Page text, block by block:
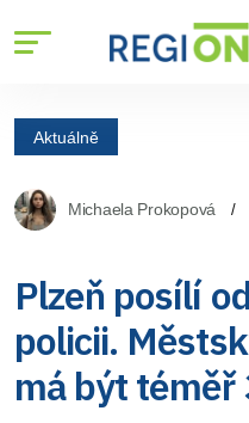
Aktuálně
Michaela Prokopová
Plzeň posílí
policii.
má být téměř